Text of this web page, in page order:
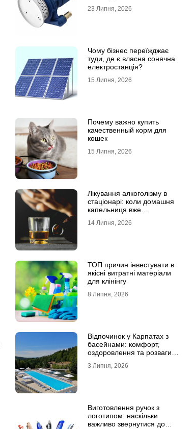
23 Липня, 2026
Чому бізнес переїжджає
туди, де є власна сонячна
електростанція?
15 Липня, 2026
Почему важно купить
качественный корм для
кошек
15 Липня, 2026
Лікування алкоголізму в
стаціонарі: коли домашня
капельниця вже
14 Липня, 2026
ТОП причин інвестувати в
якісні витратні матеріали
для клінінгу
8 Липня, 2026
Відпочинок у Карпатах з
басейнами: комфорт,
оздоровлення та розваги
3 Липня, 2026
Виготовлення ручок з
логотипом: наскільки
важливо звернутися до